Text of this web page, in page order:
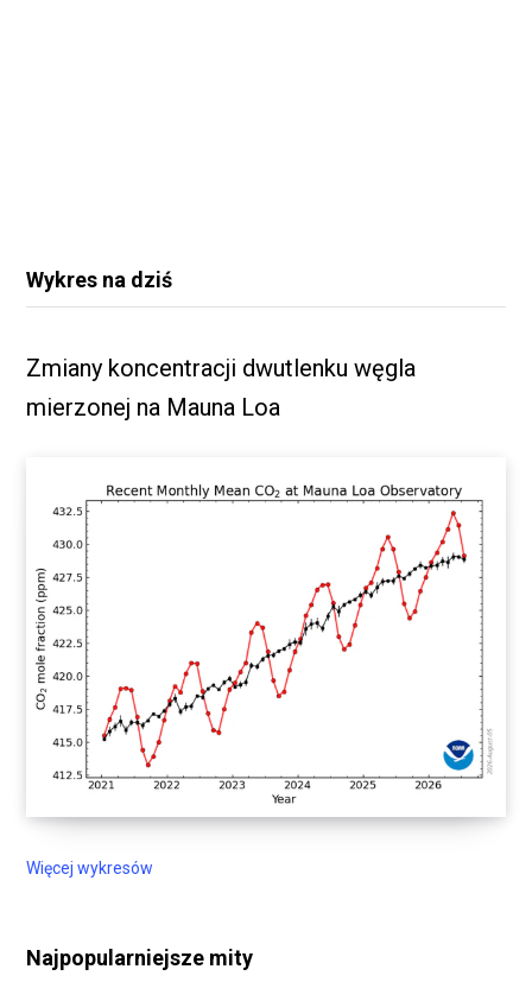
Wykres na dziś
Zmiany koncentracji dwutlenku węgla
mierzonej na Mauna Loa
Więcej wykresów
Najpopularniejsze mity